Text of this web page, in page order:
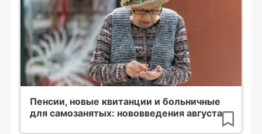
Пенсии, новые квитанции и больничные
для самозанятых: нововведения августа